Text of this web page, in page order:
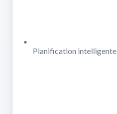
Planification intelligente